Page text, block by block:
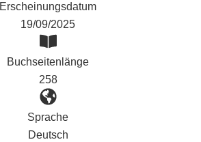
Erscheinungsdatum
19/09/2025
Buchseitenlänge
258
Sprache
Deutsch